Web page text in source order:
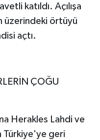
katıldı. Açılışa
üzerindeki örtüyü
açtı.
ÇOĞU
Herakles Lahdi ve
Türkiye'ye geri